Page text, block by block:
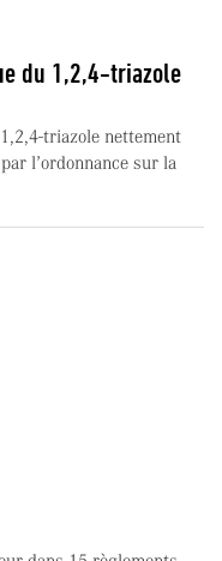
du 1,2,4-triazole
triazole nettement
l’ordonnance sur la